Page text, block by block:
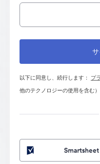
以下に同意し、続行します： プ
他のテクノロジーの使用を含む